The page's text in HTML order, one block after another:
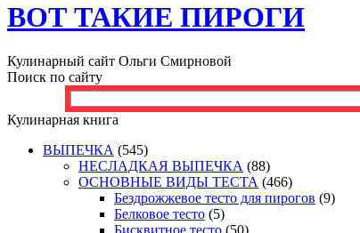
ВОТ ТАКИЕ ПИРОГИ
Кулинарный сайт Ольги Смирновой
Поиск по сайту
Кулинарная книга
ВЫПЕЧКА (545)
НЕСЛАДКАЯ ВЫПЕЧКА (88)
ОСНОВНЫЕ ВИДЫ ТЕСТА (466)
Бездрожжевое тесто для пирогов (9)
Белковое тесто (5)
Бисквитное тесто (50)